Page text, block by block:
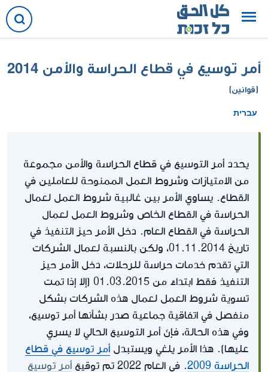
أمر توسيع في قطاع الحراسة والأمن 2014
(قوانين)
עברית
يحدد أمر التوسيع في قطاع الحراسة والأمن مجموعة
من الامتيازات وشروط العمل الممنوحة للعاملين في
القطاع. يساوي الأمر بين غالبية شروط العمل لعمال
الحراسة في القطاع الخاص وشروط العمل لعمال
الحراسة في القطاع العام. دخل الأمر حيز التنفيذ في
تاريخ 01.11.2014، ولكن بالنسبة لعمال الشركات
التي تقدم خدمات حراسة للرحلات، دخل الأمر حيز
التنفيذ فقط ابتداءً من 01.03.2015 (إلا إذا تمت
تسوية شروط العمل لعمال هذه الشركات بشكل
منفصل في اتفاقية جماعية صدر بشأنها أمر توسيع،
وفي هذه الحالة، فإنّ أمر التوسيع الحالي لا يسري
عليها). هذا الأمر يلغي ويستبدلأمر توسيع في قطاع
الحراسة 2009
. في العام 2022 تم توقيع
أمر توسيع